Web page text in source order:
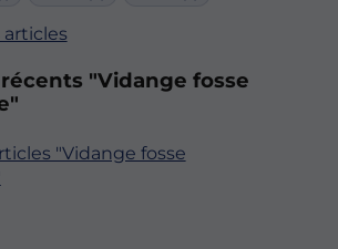
articles
"Vidange fosse
"Vidange fosse